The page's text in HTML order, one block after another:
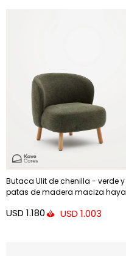
Butaca Ulit de chenilla - verde y
patas de madera maciza haya
USD 1.180 USD 1.003